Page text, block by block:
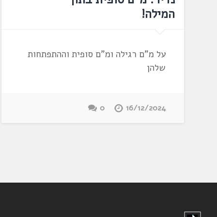
המילה!
על מ"ם רגילה ומ"ם סופית וההתפתחות
שלהן
16/12/2024
0